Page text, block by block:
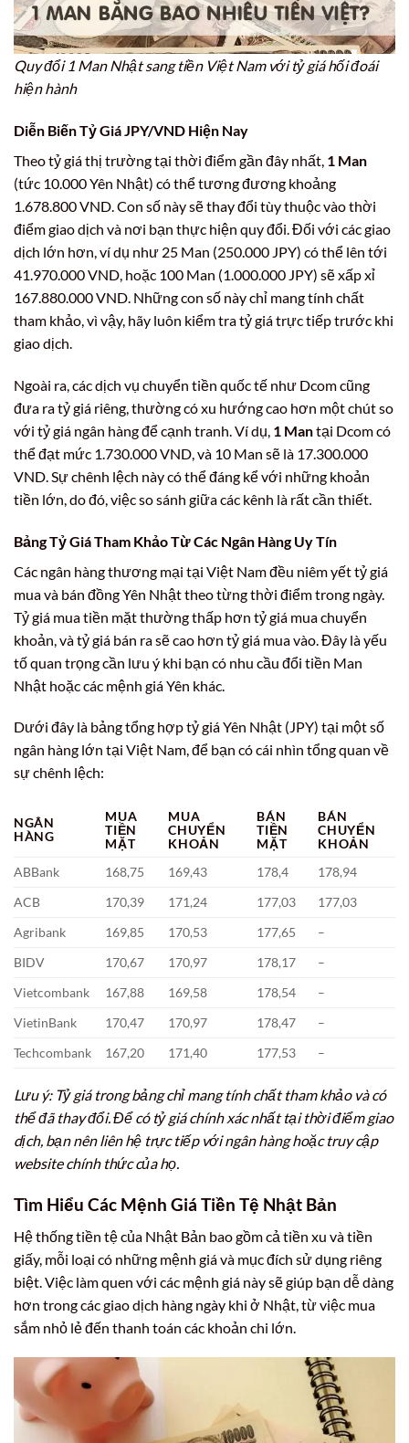
Quy đổi 1 Man Nhật sang tiền Việt Nam với tỷ giá hối đoái
hiện hành
Diễn Biến Tỷ Giá JPY/VND Hiện Nay
Theo tỷ giá thị trường tại thời điểm gần đây nhất, 1 Man
(tức 10.000 Yên Nhật) có thể tương đương khoảng
1.678.800 VND. Con số này sẽ thay đổi tùy thuộc vào thời
điểm giao dịch và nơi bạn thực hiện quy đổi. Đối với các giao
dịch lớn hơn, ví dụ như 25 Man (250.000 JPY) có thể lên tới
41.970.000 VND, hoặc 100 Man (1.000.000 JPY) sẽ xấp xỉ
167.880.000 VND. Những con số này chỉ mang tính chất
tham khảo, vì vậy, hãy luôn kiểm tra tỷ giá trực tiếp trước khi
giao dịch.
Ngoài ra, các dịch vụ chuyển tiền quốc tế như Dcom cũng
đưa ra tỷ giá riêng, thường có xu hướng cao hơn một chút so
với tỷ giá ngân hàng để cạnh tranh. Ví dụ, 1 Mantại Dcom có
thể đạt mức 1.730.000 VND, và 10 Man sẽ là 17.300.000
VND. Sự chênh lệch này có thể đáng kể với những khoản
tiền lớn, do đó, việc so sánh giữa các kênh là rất cần thiết.
Bảng Tỷ Giá Tham Khảo Từ Các Ngân Hàng Uy Tín
Các ngân hàng thương mại tại Việt Nam đều niêm yết tỷ giá
mua và bán đồng Yên Nhật theo từng thời điểm trong ngày.
Tỷ giá mua tiền mặt thường thấp hơn tỷ giá mua chuyển
khoản, và tỷ giá bán ra sẽ cao hơn tỷ giá mua vào. Đây là yếu
tố quan trọng cần lưu ý khi bạn có nhu cầu đổi tiền Man
Nhật hoặc các mệnh giá Yên khác.
Dưới đây là bảng tổng hợp tỷ giá Yên Nhật (JPY) tại một số
ngân hàng lớn tại Việt Nam, để bạn có cái nhìn tổng quan về
sự chênh lệch:
NGÂN
HÀNG
MUA
TIỀN
MẶT
MUA
CHUYỂN
KHOẢN
BÁN
TIỀN
MẶT
BÁN
CHUYỂN
KHOẢN
ABBank
168,75 169,43 178,4
178,94
ACB
170,39 171,24 177,03
177,03
Agribank
169,85 170,53 177,65
–
BIDV
170,67 170,97 178,17
–
Vietcombank
167,88 169,58 178,54
–
VietinBank
170,47 170,97 178,47
–
Techcombank
167,20 171,40 177,53 –
Lưu ý: Tỷ giá trong bảng chỉ mang tính chất tham khảo và có
thể đã thay đổi. Để có tỷ giá chính xác nhất tại thời điểm giao
dịch, bạn nên liên hệ trực tiếp với ngân hàng hoặc truy cập
website chính thức của họ.
Tìm Hiểu Các Mệnh Giá Tiền Tệ Nhật Bản
Hệ thống tiền tệ của Nhật Bản bao gồm cả tiền xu và tiền
giấy, mỗi loại có những mệnh giá và mục đích sử dụng riêng
biệt. Việc làm quen với các mệnh giá này sẽ giúp bạn dễ dàng
hơn trong các giao dịch hàng ngày khi ở Nhật, từ việc mua
sắm nhỏ lẻ đến thanh toán các khoản chi lớn.